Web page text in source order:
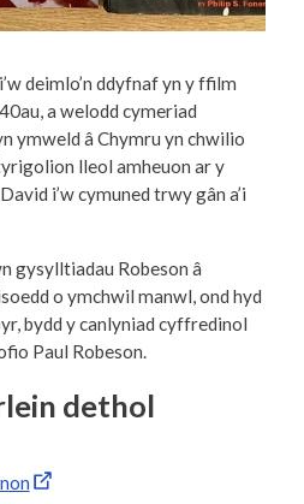
deimlo’n ddyfnaf yn y ffilm
a welodd cymeriad
ymweld â Chymru yn chwilio
lleol amheuon ar y
i’w cymuned trwy gân a’i
gysylltiadau Robeson â
o ymchwil manwl, ond hyd
bydd y canlyniad cyffredinol
Paul Robeson.
dethol